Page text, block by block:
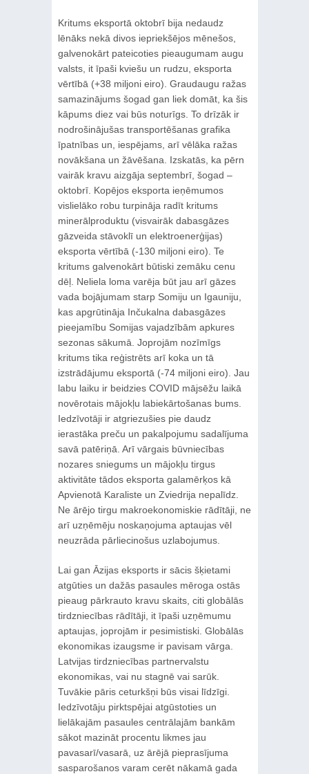
Kritums eksportā oktobrī bija nedaudz
lēnāks nekā divos iepriekšējos mēnešos,
galvenokārt pateicoties pieaugumam augu
valsts, it īpaši kviešu un rudzu, eksporta
vērtībā (+38 miljoni eiro). Graudaugu ražas
samazinājums šogad gan liek domāt, ka šis
kāpums diez vai būs noturīgs. To drīzāk ir
nodrošinājušas transportēšanas grafika
īpatnības un, iespējams, arī vēlāka ražas
novākšana un žāvēšana. Izskatās, ka pērn
vairāk kravu aizgāja septembrī, šogad –
oktobrī. Kopējos eksporta ieņēmumos
vislielāko robu turpināja radīt kritums
minerālproduktu (visvairāk dabasgāzes
gāzveida stāvoklī un elektroenerģijas)
eksporta vērtībā (-130 miljoni eiro). Te
kritums galvenokārt būtiski zemāku cenu
dēļ. Neliela loma varēja būt jau arī gāzes
vada bojājumam starp Somiju un Igauniju,
kas apgrūtināja Inčukalna dabasgāzes
pieejamību Somijas vajadzībām apkures
sezonas sākumā. Joprojām nozīmīgs
kritums tika reģistrēts arī koka un tā
izstrādājumu eksportā (-74 miljoni eiro). Jau
labu laiku ir beidzies COVID mājsēžu laikā
novērotais mājokļu labiekārtošanas bums.
Iedzīvotāji ir atgriezušies pie daudz
ierastāka preču un pakalpojumu sadalījuma
savā patēriņā. Arī vārgais būvniecības
nozares sniegums un mājokļu tirgus
aktivitāte tādos eksporta galamērķos kā
Apvienotā Karaliste un Zviedrija nepalīdz.
Ne ārējo tirgu makroekonomiskie rādītāji, ne
arī uzņēmēju noskaņojuma aptaujas vēl
neuzrāda pārliecinošus uzlabojumus.
Lai gan Āzijas eksports ir sācis šķietami
atgūties un dažās pasaules mēroga ostās
pieaug pārkrauto kravu skaits, citi globālās
tirdzniecības rādītāji, it īpaši uzņēmumu
aptaujas, joprojām ir pesimistiski. Globālās
ekonomikas izaugsme ir pavisam vārga.
Latvijas tirdzniecības partnervalstu
ekonomikas, vai nu stagnē vai sarūk.
Tuvākie pāris ceturkšņi būs visai līdzīgi.
Iedzīvotāju pirktspējai atgūstoties un
lielākajām pasaules centrālajām bankām
sākot mazināt procentu likmes jau
pavasarī/vasarā, uz ārējā pieprasījuma
sasparošanos varam cerēt nākamā gada